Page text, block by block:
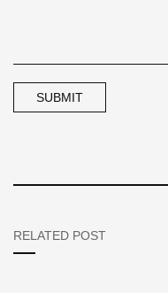
RELATED POST